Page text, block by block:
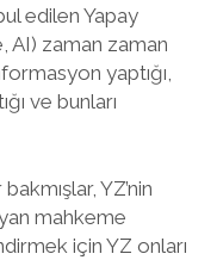
edilen Yapay
AI) zaman zaman
yaptığı,
ve bunları
YZ’nin
mahkeme
için YZ onları